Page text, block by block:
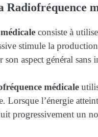
Radiofréquence
consiste à
stimule la
son aspect général
médicale
Lorsque l’énergie
progressivement un